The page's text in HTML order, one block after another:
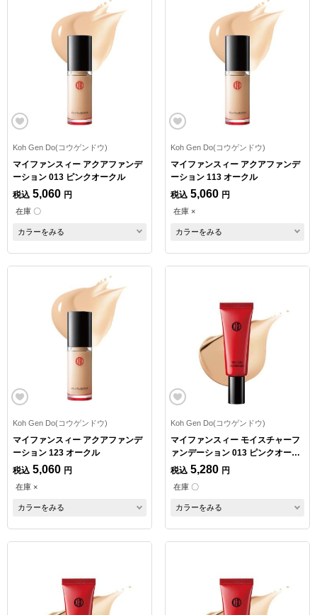
Koh Gen Do(コウゲンドウ)
マイファンスィー アクアファンデ
ーション 013 ピンクオークル
税込 5,060 円
在庫 〇
カラーをみる
Koh Gen Do(コウゲンドウ)
マイファンスィー アクアファンデ
ーション 113 オークル
税込 5,060 円
在庫 ×
カラーをみる
Koh Gen Do(コウゲンドウ)
マイファンスィー アクアファンデ
ーション 123 オークル
税込 5,060 円
在庫 ×
カラーをみる
Koh Gen Do(コウゲンドウ)
マイファンスィー モイスチャーフ
ァンデーション 013 ピンクオーク
ル
税込 5,280 円
在庫 〇
カラーをみる